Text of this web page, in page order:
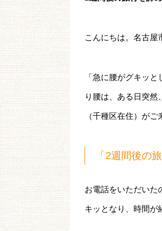
こんにちは。名古屋
「急に腰がグキッ
り腰は、ある日突
（千種区在住）がご
「2週間後の
お電話をいただいた
キッとなり、時間が